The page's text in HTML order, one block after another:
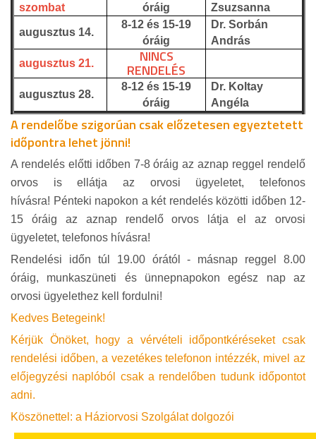
szombat
óráig
Zsuzsanna
augusztus 14.
8-12 és 15-19
óráig
Dr. Sorbán
András
augusztus 21.
NINCS
RENDELÉS
augusztus 28.
8-12 és 15-19
óráig
Dr. Koltay
Angéla
A rendelőbe szigorúan csak előzetesen egyeztetett
időpontra lehet jönni!
A rendelés előtti időben 7-8 óráig az aznap reggel rendelő
orvos is ellátja az orvosi ügyeletet, telefonos
hívásra! Pénteki napokon a két rendelés közötti időben 12-
15 óráig az aznap rendelő orvos látja el az orvosi
ügyeletet, telefonos hívásra!
Rendelési időn túl 19.00 órától - másnap reggel 8.00
óráig, munkaszüneti és ünnepnapokon egész nap az
orvosi ügyelethez kell fordulni!
Kedves Betegeink!
Kérjük Önöket, hogy a vérvételi időpontkéréseket csak
rendelési időben, a vezetékes telefonon intézzék, mivel az
előjegyzési naplóból csak a rendelőben tudunk időpontot
adni.
Köszönettel: a Háziorvosi Szolgálat dolgozói